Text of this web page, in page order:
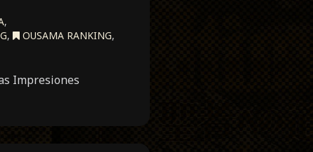
,
, OUSAMA RANKING,
Impresiones